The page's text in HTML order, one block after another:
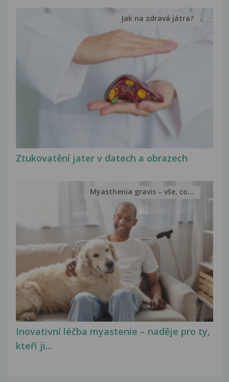
Ztukovatění jater v datech a obrazech
Jak na zdravá játra?
Inovativní léčba myastenie – naděje pro ty,
kteří ji...
Myasthenia gravis – vše, co...